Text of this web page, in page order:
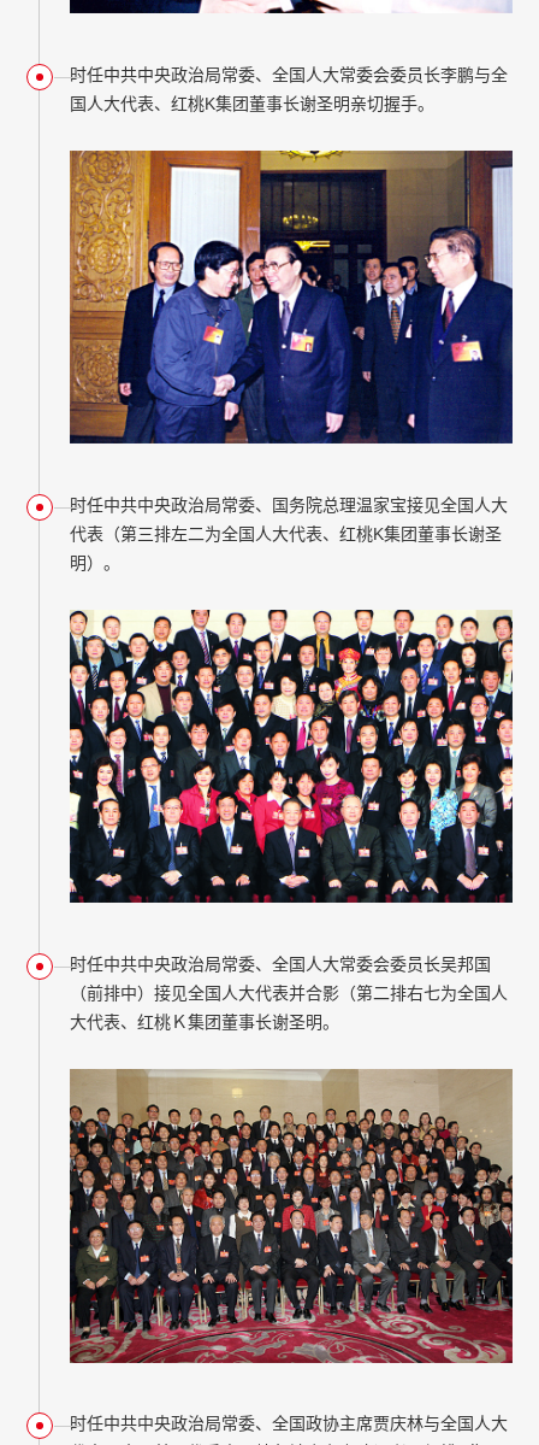
时任中共中央政治局常委、全国人大常委会委员长李鹏与全
国人大代表、红桃K集团董事长谢圣明亲切握手。
时任中共中央政治局常委、国务院总理温家宝接见全国人大
代表（第三排左二为全国人大代表、红桃K集团董事长谢圣
明）。
时任中共中央政治局常委、全国人大常委会委员长吴邦国
（前排中）接见全国人大代表并合影（第二排右七为全国人
大代表、红桃Ｋ集团董事长谢圣明。
时任中共中央政治局常委、全国政协主席贾庆林与全国人大